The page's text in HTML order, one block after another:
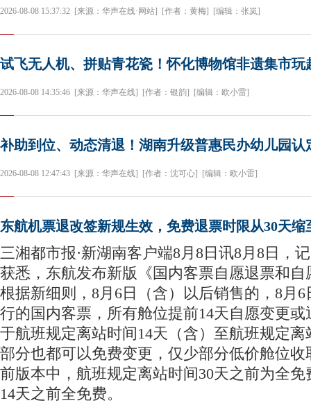
2026-08-08 15:37:32 [来源：华声在线·网站] [作者：黄梅] [编辑：张岚]
试飞无人机、拼贴青花瓷！怀化博物馆非遗集市玩
2026-08-08 14:35:46 [来源：华声在线] [作者：银韵] [编辑：欧小雷]
补助到位、动态清退！湖南升级普惠民办幼儿园认
2026-08-08 12:47:43 [来源：华声在线] [作者：沈可心] [编辑：欧小雷]
东航机票退改签新规生效，免费退票时限从30天缩
三湘都市报·新湖南客户端8月8日讯8月8日，
获悉，东航发布新版《国内客票自愿退票和
根据新细则，8月6日（含）以后销售的，8月
行的国内客票，所有舱位提前14天自愿变更
于航班规定离站时间14天（含）至航班规定
部分也都可以免费变更，仅少部分低价舱位收
前版本中，航班规定离站时间30天之前为全
14天之前全免费。